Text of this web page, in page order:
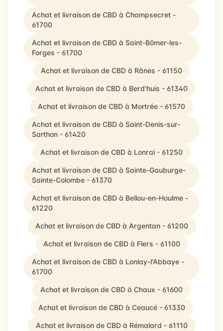
Achat et livraison de CBD à Champsecret -
61700
Achat et livraison de CBD à Saint-Bômer-les-
Forges - 61700
Achat et livraison de CBD à Rânes - 61150
Achat et livraison de CBD à Berd'huis - 61340
Achat et livraison de CBD à Mortrée - 61570
Achat et livraison de CBD à Saint-Denis-sur-
Sarthon - 61420
Achat et livraison de CBD à Lonrai - 61250
Achat et livraison de CBD à Sainte-Gauburge-
Sainte-Colombe - 61370
Achat et livraison de CBD à Bellou-en-Houlme -
61220
Achat et livraison de CBD à Argentan - 61200
Achat et livraison de CBD à Flers - 61100
Achat et livraison de CBD à Lonlay-l'Abbaye -
61700
Achat et livraison de CBD à Chaux - 61600
Achat et livraison de CBD à Ceaucé - 61330
Achat et livraison de CBD à Rémalard - 61110